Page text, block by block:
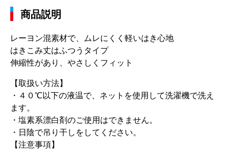
商品説明
レーヨン混素材で、ムレにくく軽いはき心地
はきこみ丈はふつうタイプ
伸縮性があり、やさしくフィット
【取扱い方法】
・４０℃以下の液温で、ネットを使用して洗濯機で洗え
ます。
・塩素系漂白剤のご使用はできません。
・日陰で吊り干しをしてください。
【注意事項】